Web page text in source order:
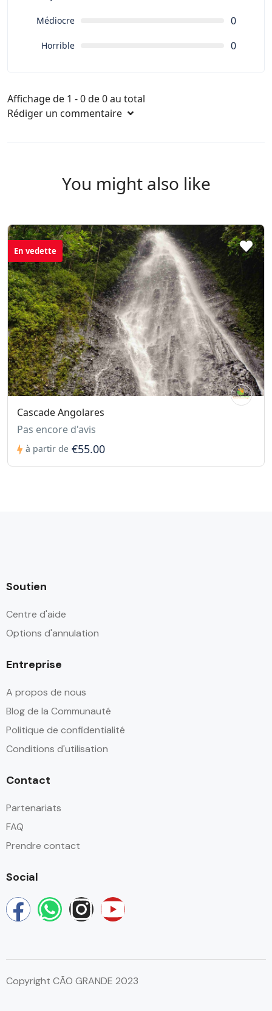
Médiocre 0
Horrible 0
Affichage de 1 - 0 de 0 au total
Rédiger un commentaire
You might also like
En vedette
Cascade Angolares
Pas encore d'avis
à partir de €55.00
Soutien
Centre d'aide
Options d'annulation
Entreprise
A propos de nous
Blog de la Communauté
Politique de confidentialité
Conditions d'utilisation
Contact
Partenariats
FAQ
Prendre contact
Social
Copyright CÃO GRANDE 2023